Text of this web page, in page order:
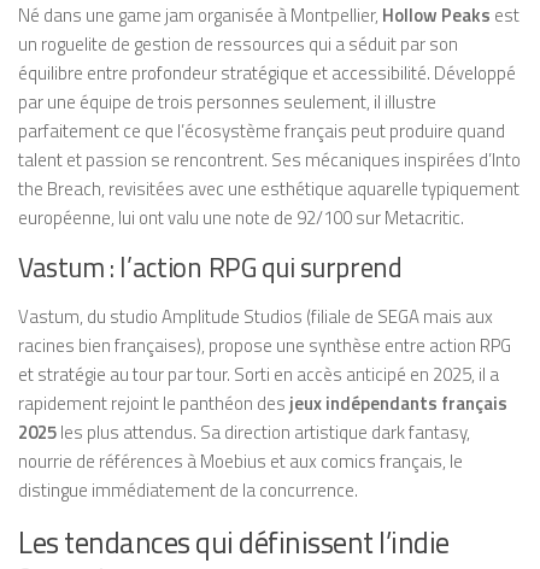
Né dans une game jam organisée à Montpellier, Hollow Peaks est
un roguelite de gestion de ressources qui a séduit par son
équilibre entre profondeur stratégique et accessibilité. Développé
par une équipe de trois personnes seulement, il illustre
parfaitement ce que l’écosystème français peut produire quand
talent et passion se rencontrent. Ses mécaniques inspirées d’Into
the Breach, revisitées avec une esthétique aquarelle typiquement
européenne, lui ont valu une note de 92/100 sur Metacritic.
Vastum : l’action RPG qui surprend
Vastum, du studio Amplitude Studios (filiale de SEGA mais aux
racines bien françaises), propose une synthèse entre action RPG
et stratégie au tour par tour. Sorti en accès anticipé en 2025, il a
rapidement rejoint le panthéon des jeux indépendants français
2025les plus attendus. Sa direction artistique dark fantasy,
nourrie de références à Moebius et aux comics français, le
distingue immédiatement de la concurrence.
Les tendances qui définissent l’indie